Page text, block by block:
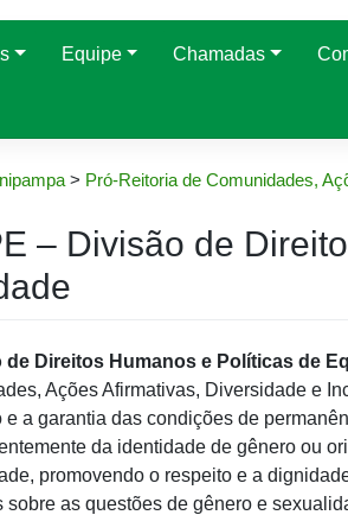
Equipe Chamadas
> Pró-Reitoria de Comunidades,
– Divisão de
de Direitos Humanos e Políticas de
Ações Afirmativas, Diversidade e
e a garantia das condições de
da identidade de gênero ou
promovendo o respeito e a
sobre as questões de gênero e